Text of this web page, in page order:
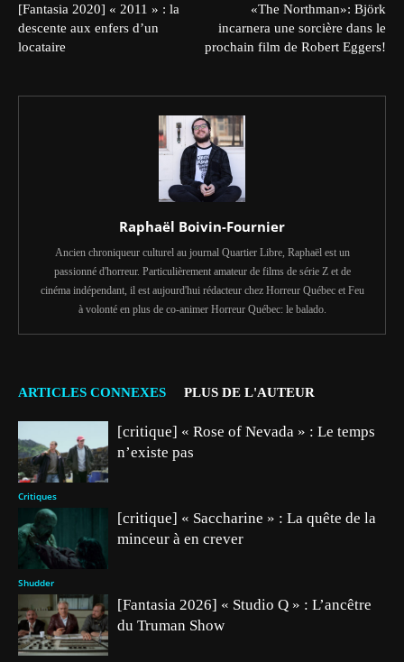
[Fantasia 2020] « 2011 » : la
descente aux enfers d’un
locataire
«The Northman»: Björk
incarnera une sorcière dans le
prochain film de Robert Eggers!
Raphaël Boivin-Fournier
Ancien chroniqueur culturel au journal Quartier Libre, Raphaël est un
passionné d'horreur. Particulièrement amateur de films de série Z et de
cinéma indépendant, il est aujourd'hui rédacteur chez Horreur Québec et Feu
à volonté en plus de co-animer Horreur Québec: le balado.
ARTICLES CONNEXES PLUS DE L'AUTEUR
Critiques
[critique] « Rose of Nevada » : Le temps
n’existe pas
Shudder
[critique] « Saccharine » : La quête de la
minceur à en crever
[Fantasia 2026] « Studio Q » : L’ancêtre
du Truman Show